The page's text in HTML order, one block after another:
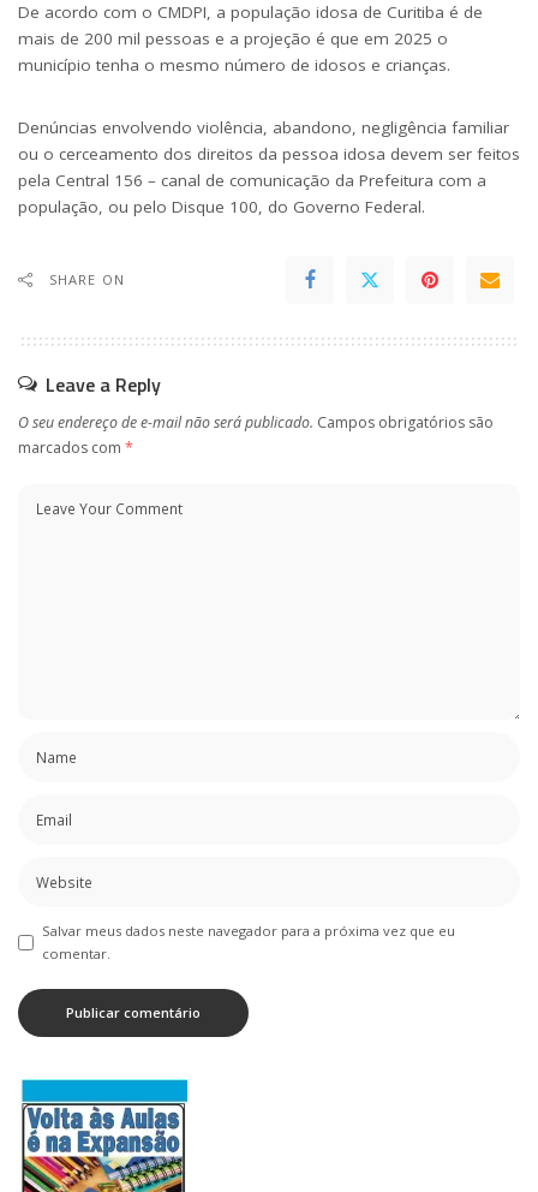
De acordo com o CMDPI, a população idosa de Curitiba é de
mais de 200 mil pessoas e a projeção é que em 2025 o
município tenha o mesmo número de idosos e crianças.
Denúncias envolvendo violência, abandono, negligência familiar
ou o cerceamento dos direitos da pessoa idosa devem ser feitos
pela Central 156 – canal de comunicação da Prefeitura com a
população, ou pelo Disque 100, do Governo Federal.
SHARE ON
Leave a Reply
O seu endereço de e-mail não será publicado. Campos obrigatórios são
marcados com *
Salvar meus dados neste navegador para a próxima vez que eu
comentar.